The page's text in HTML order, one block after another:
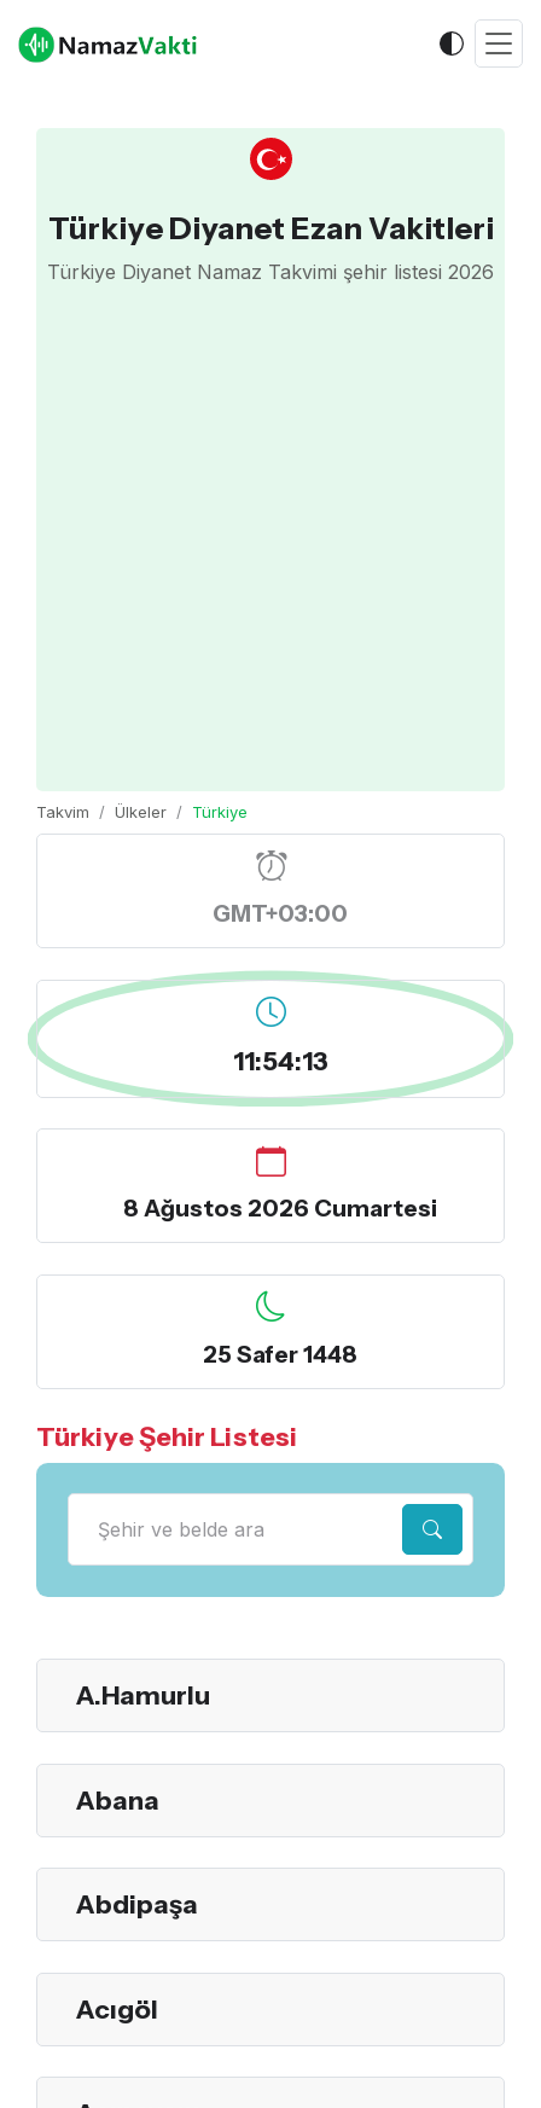
Türkiye Diyanet Ezan Vakitleri
Türkiye Diyanet Namaz Takvimi şehir listesi 2026
Takvim Ülkeler Türkiye
GMT+03:00
11:54:13
8 Ağustos 2026 Cumartesi
25 Safer 1448
Türkiye Şehir Listesi
A.Hamurlu
Abana
Abdipaşa
Acıgöl